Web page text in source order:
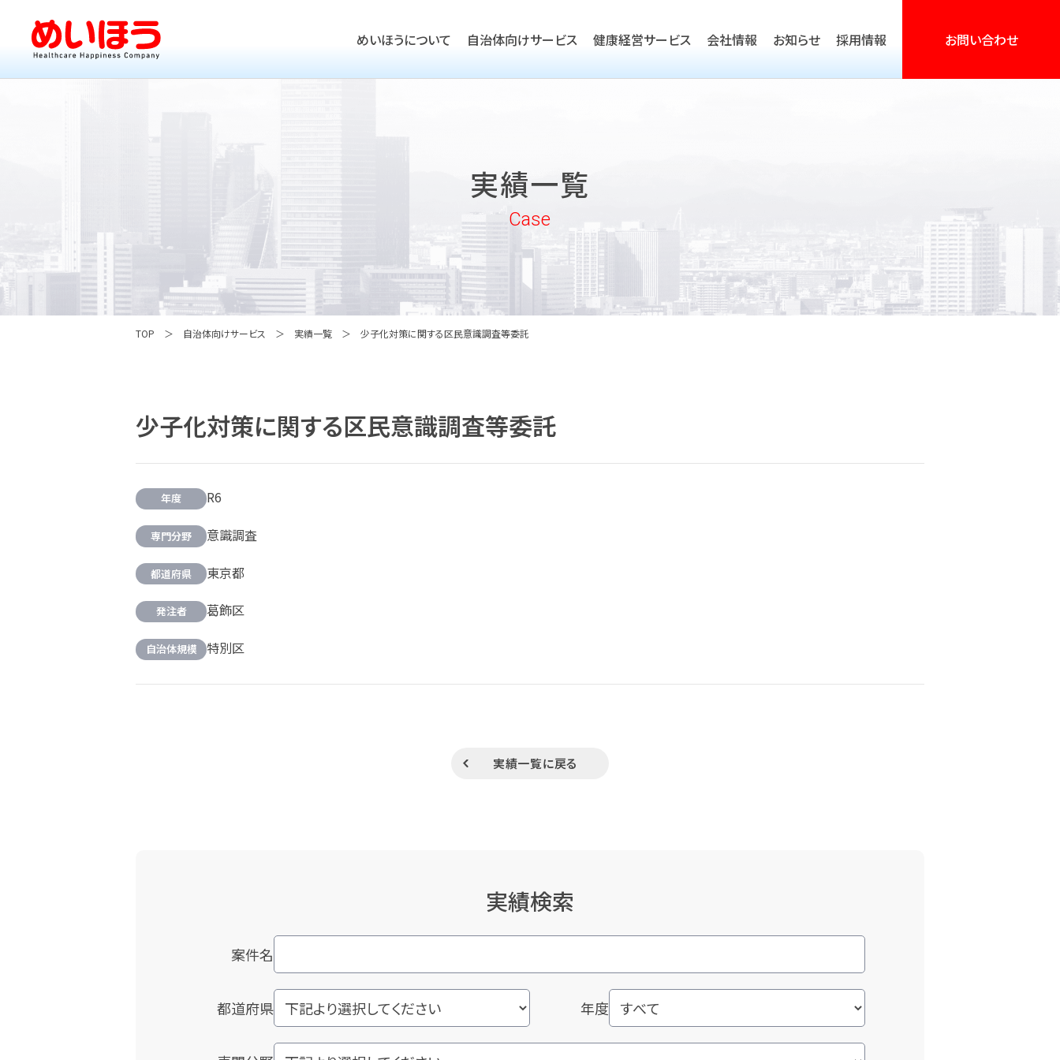
めいほうについて 自治体向けサービス
実績一覧
健康経営サービス
健康経営優良法人取得支援
企業向けヘルスケア・健康経営活動支援
会社情報
沿革
めいほうの取り組み
めいほうの歴史
お知らせ 採用情報 お問い合わせ
実績一覧
Case
TOP 自治体向けサービス 実績一覧 少子化対策に関する区民意識調査等委託
少子化対策に関する区民意識調査等委託
年度 R6
専門分野 意識調査
都道府県 東京都
発注者 葛飾区
自治体規模 特別区
実績一覧に戻る
実績検索
案件名
都道府県 年度